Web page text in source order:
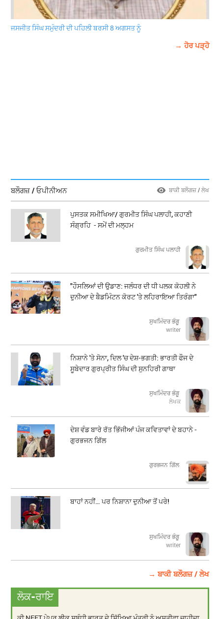
ਜਸਜੀਤ ਸਿੰਘ ਸਮੁੰਦਰੀ ਦੀ ਪਹਿਲੀ ਬਰਸੀ 8 ਅਗਸਤ ਨੂੰ
→ ਹੋਰ ਪੜ੍ਹੋ
ਬਲੌਗਜ਼ / ਓਪੀਨੀਅਨ ਬਾਕੀ ਬਲੌਗਜ਼ / ਲੇਖ
ਪੁਸਤਕ ਸਮੀਖਿਆ/ ਗੁਰਮੀਤ ਸਿੰਘ ਪਲਾਹੀ, ਕਹਾਣੀ
ਸੰਗ੍ਰਹਿ - ਸਮੇਂ ਦੀ ਮਲ੍ਹਮ
ਗੁਰਮੀਤ ਸਿੰਘ ਪਲਾਹੀ
"ਹੌਸਲਿਆਂ ਦੀ ਉਡਾਣ: ਜਲੰਧਰ ਦੀ ਧੀ ਪਲਕ ਕੋਹਲੀ ਨੇ
ਦੁਨੀਆ ਦੇ ਬੈਡਮਿੰਟਨ ਕੋਰਟ 'ਤੇ ਲਹਿਰਾਇਆ ਤਿਰੰਗਾ"
ਸੁਖਮਿੰਦਰ ਭੰਗੂ
writer
ਨਿਸ਼ਾਨੇ 'ਤੇ ਸੋਨਾ, ਦਿਲ 'ਚ ਦੇਸ਼-ਭਗਤੀ: ਭਾਰਤੀ ਫੌਜ ਦੇ
ਸੂਬੇਦਾਰ ਗੁਰਪ੍ਰੀਤ ਸਿੰਘ ਦੀ ਸੁਨਹਿਰੀ ਗਾਥਾ
ਸੁਖਮਿੰਦਰ ਭੰਗੂ
ਲੇਖਕ
ਦੇਸ਼ ਵੰਡ ਬਾਰੇ ਰੱਤ ਭਿੱਜੀਆਂ ਪੰਜ ਕਵਿਤਾਵਾਂ ਦੇ ਬਹਾਨੇ -
ਗੁਰਭਜਨ ਗਿੱਲ
​​​​​​​ਗੁਰਭਜਨ ਗਿੱਲ
ਬਾਹਾਂ ਨਹੀਂ… ਪਰ ਨਿਸ਼ਾਨਾ ਦੁਨੀਆ ਤੋਂ ਪਰੇ!
ਸੁਖਮਿੰਦਰ ਭੰਗੂ
writer
→ ਬਾਕੀ ਬਲੌਗਜ਼ / ਲੇਖ
ਲੋਕ-ਰਾਇ